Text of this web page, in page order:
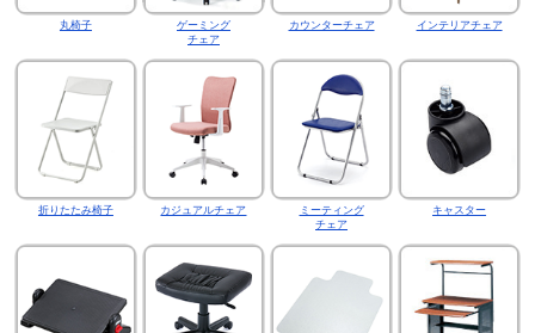
丸椅子
ゲーミング
チェア
カウンターチェア インテリアチェア
折りたたみ椅子 カジュアルチェア
ミーティング
チェア
キャスター